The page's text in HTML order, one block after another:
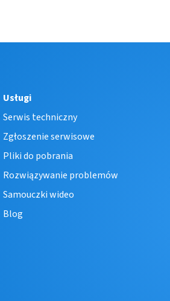
Usługi
Serwis techniczny
Zgłoszenie serwisowe
Pliki do pobrania
Rozwiązywanie problemów
Samouczki wideo
Blog